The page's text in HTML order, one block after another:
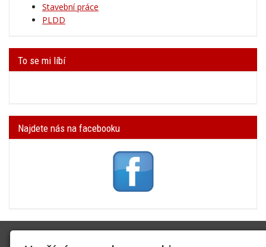
Stavební práce
PLDD
To se mi líbí
Najdete nás na facebooku